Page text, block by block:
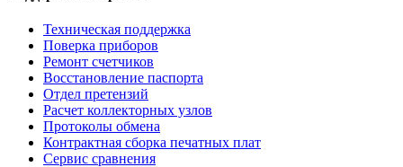
Техническая поддержка
Поверка приборов
Ремонт счетчиков
Восстановление паспорта
Отдел претензий
Расчет коллекторных узлов
Протоколы обмена
Контрактная сборка печатных плат
Сервис сравнения